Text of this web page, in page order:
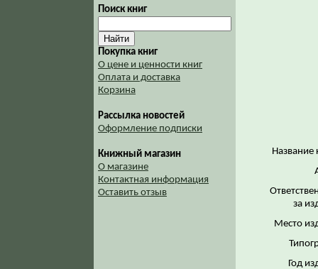
Поиск книг
Покупка книг
О цене и ценности книг
Оплата и доставка
Корзина
Рассылка новостей
Оформление подписки
Книжный магазин
О магазине
Контактная информация
Оставить отзыв
Название
за
Место
Год